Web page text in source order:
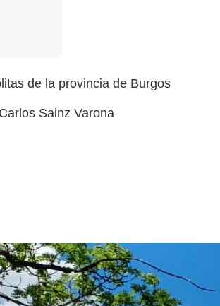
de la provincia de Burgos
Sainz Varona